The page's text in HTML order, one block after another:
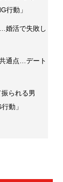
行動」
婚活で失敗し
通点…デート
られる男
動」